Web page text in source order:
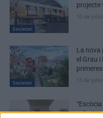
Societat
projecte
10 de
Societat
La nova
el Grau
13 de